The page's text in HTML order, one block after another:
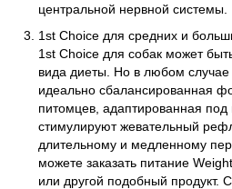
центральной нервной системы.
1st Choice для средних и
1st Choice для собак может
вида диеты. Но в любом случае
идеально сбалансированная
питомцев, адаптированная
стимулируют жевательный
длительному и медленному
можете заказать питание
или другой подобный продукт.